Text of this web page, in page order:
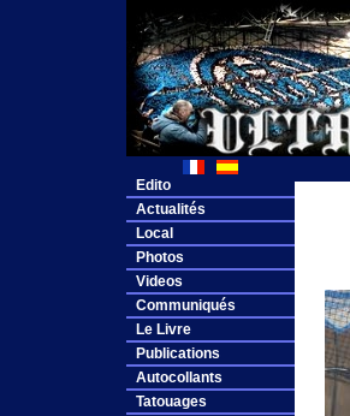
Edito
Actualités
Local
Photos
Videos
Communiqués
Le Livre
Publications
Autocollants
Tatouages